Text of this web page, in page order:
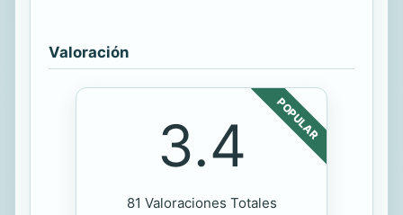
Valoración
POPULAR
3.4
81 Valoraciones Totales